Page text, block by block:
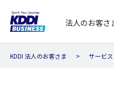
法人のお客さ
KDDI 法人のお客さま サービス